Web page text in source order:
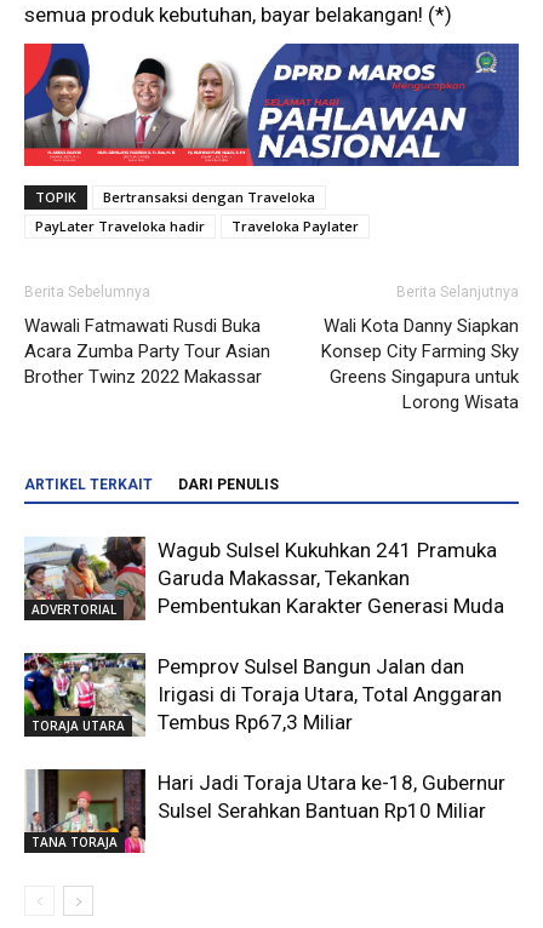
semua produk kebutuhan, bayar belakangan! (*)
TOPIK
Bertransaksi dengan Traveloka
PayLater Traveloka hadir
Traveloka Paylater
Berita Sebelumnya
Wawali Fatmawati Rusdi Buka
Acara Zumba Party Tour Asian
Brother Twinz 2022 Makassar
Berita Selanjutnya
Wali Kota Danny Siapkan
Konsep City Farming Sky
Greens Singapura untuk
Lorong Wisata
ARTIKEL TERKAIT DARI PENULIS
ADVERTORIAL
Wagub Sulsel Kukuhkan 241 Pramuka
Garuda Makassar, Tekankan
Pembentukan Karakter Generasi Muda
TORAJA UTARA
Pemprov Sulsel Bangun Jalan dan
Irigasi di Toraja Utara, Total Anggaran
Tembus Rp67,3 Miliar
TANA TORAJA
Hari Jadi Toraja Utara ke-18, Gubernur
Sulsel Serahkan Bantuan Rp10 Miliar